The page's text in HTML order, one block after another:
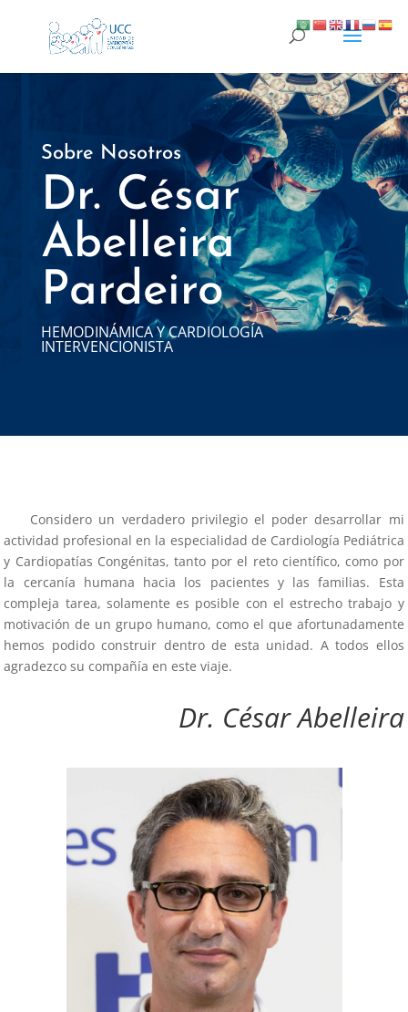
Sobre Nosotros
Dr. César
Abelleira
Pardeiro
HEMODINÁMICA Y CARDIOLOGÍA
INTERVENCIONISTA
Considero un verdadero privilegio el poder desarrollar mi
actividad profesional en la especialidad de Cardiología Pediátrica
y Cardiopatías Congénitas, tanto por el reto científico, como por
la cercanía humana hacia los pacientes y las familias. Esta
compleja tarea, solamente es posible con el estrecho trabajo y
motivación de un grupo humano, como el que afortunadamente
hemos podido construir dentro de esta unidad. A todos ellos
agradezco su compañía en este viaje.
Dr. César Abelleira